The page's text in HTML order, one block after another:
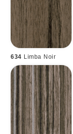
634 Limba Noir